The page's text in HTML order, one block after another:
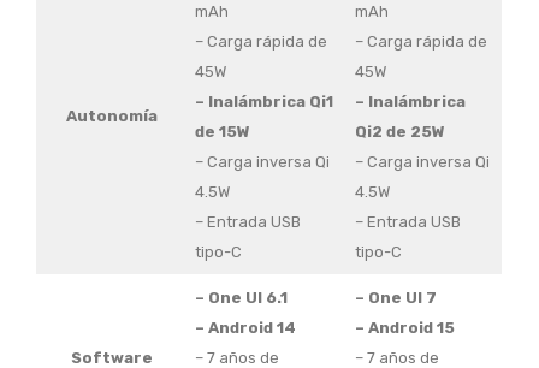
Autonomía
mAh
– Carga rápida de
45W
– Inalámbrica Qi1
de 15W
– Carga inversa Qi
4.5W
– Entrada USB
tipo-C
mAh
– Carga rápida de
45W
– Inalámbrica
Qi2 de 25W
– Carga inversa Qi
4.5W
– Entrada USB
tipo-C
Software
– One UI 6.1
– Android 14
– 7 años de
– One UI 7
– Android 15
– 7 años de